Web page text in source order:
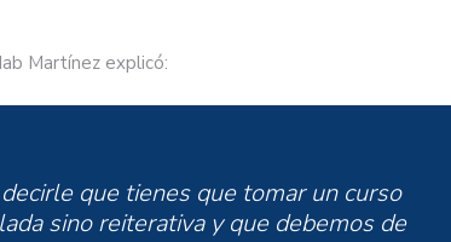
Martínez explicó:
que tienes que tomar un curso
sino reiterativa y que debemos de